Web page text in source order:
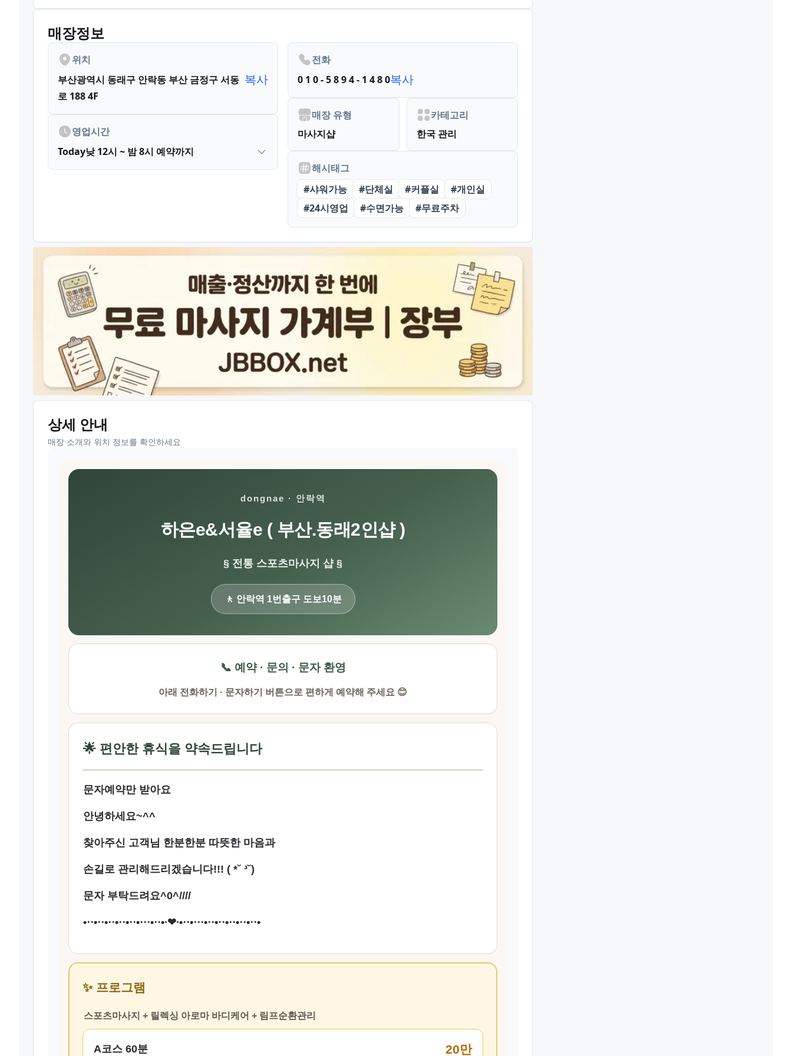
매장정보
위치
부산광역시 동래구 안락동 부산 금정구 서동
로 188 4F
복사
영업시간
Today낮 12시 ~ 밤 8시 예약까지
전화
0 1 0 - 5 8 9 4 - 1 4 8 0복사
매장 유형
마사지샵
카테고리
한국 관리
해시태그
#샤워가능 #단체실 #커플실 #개인실
#24시영업 #수면가능 #무료주차
상세 안내
매장 소개와 위치 정보를 확인하세요
dongnae · 안락역
하은e&서율e ( 부산.동래2인샵 )
§ 전통 스포츠마사지 샵 §
🚶 안락역 1번출구 도보10분
📞 예약 · 문의 · 문자 환영
아래 전화하기 · 문자하기 버튼으로 편하게 예약해 주세요 😊
🌟 편안한 휴식을 약속드립니다
문자예약만 받아요
안녕하세요~^^
찾아주신 고객님 한분한분 따뜻한 마음과
손길로 관리해드리겠습니다!!! ( *˘ ³˘)
문자 부탁드려요^0^////
•⋅⋅•⋅⋅•⋅⋅•⋅⋅•⋅⋅•⋅⋅⋅•⋅⋅•∙❤︎∙•⋅⋅•⋅⋅⋅•⋅⋅•⋅⋅•⋅⋅•⋅⋅•⋅⋅•
✨ 프로그램
스포츠마사지 + 릴렉싱 아로마 바디케어 + 림프순환관리
A코스 60분 20만